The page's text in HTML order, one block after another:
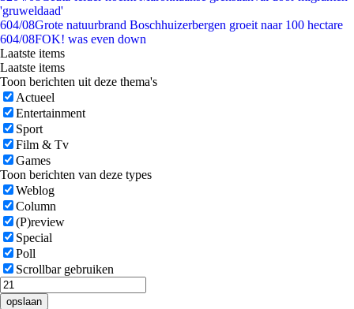
'gruweldaad'
604/08Grote natuurbrand Boschhuizerbergen groeit naar 100 hectare
604/08FOK! was even down
Laatste items
Laatste items
Toon berichten uit deze thema's
Actueel
Entertainment
Sport
Film & Tv
Games
Toon berichten van deze types
Weblog
Column
(P)review
Special
Poll
Scrollbar gebruiken
opslaan